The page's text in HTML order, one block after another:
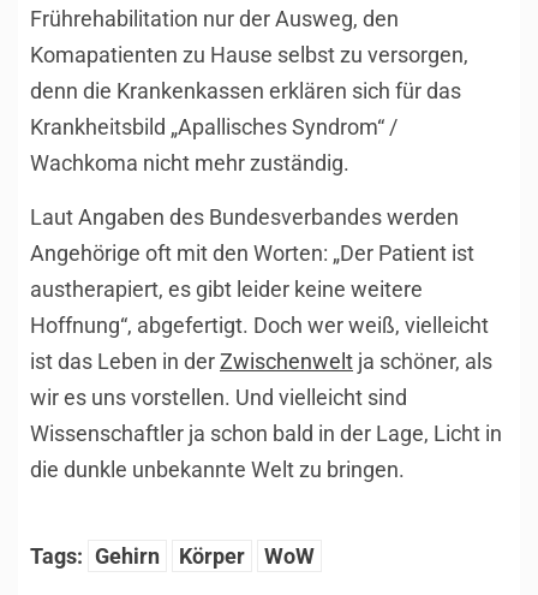
Frührehabilitation nur der Ausweg, den
Komapatienten zu Hause selbst zu versorgen,
denn die Krankenkassen erklären sich für das
Krankheitsbild „Apallisches Syndrom“ /
Wachkoma nicht mehr zuständig.
Laut Angaben des Bundesverbandes werden
Angehörige oft mit den Worten: „Der Patient ist
austherapiert, es gibt leider keine weitere
Hoffnung“, abgefertigt. Doch wer weiß, vielleicht
ist das Leben in derZwischenwelt ja schöner, als
wir es uns vorstellen. Und vielleicht sind
Wissenschaftler ja schon bald in der Lage, Licht in
die dunkle unbekannte Welt zu bringen.
Tags: Gehirn Körper WoW